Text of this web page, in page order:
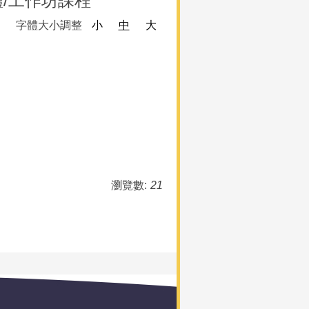
字體大小調整 小 中 大
瀏覽數: 21